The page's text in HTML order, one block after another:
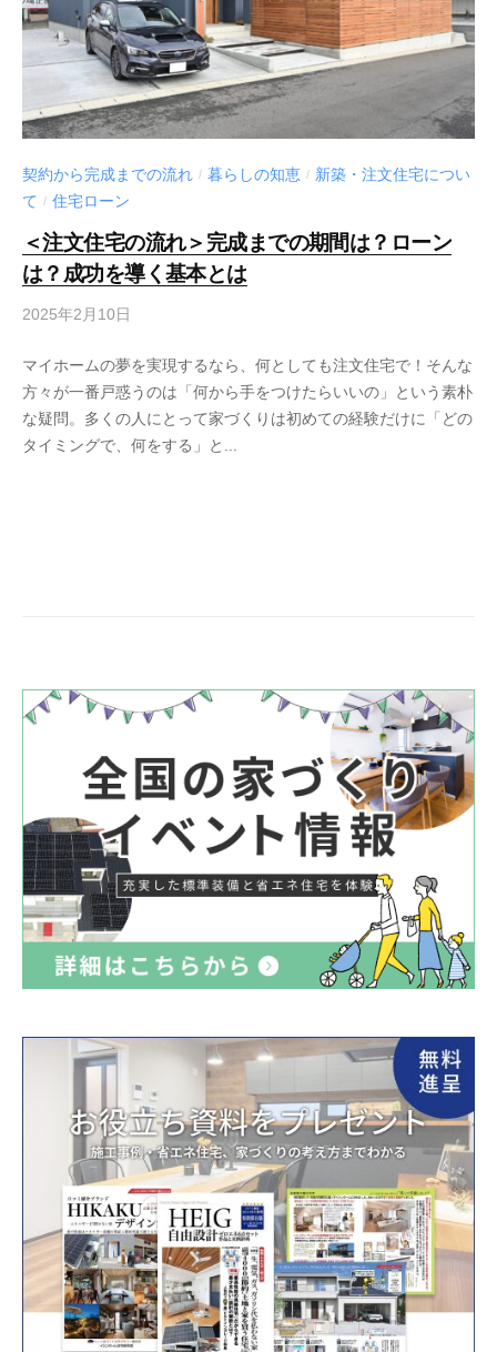
契約から完成までの流れ / 暮らしの知恵 / 新築・注文住宅につい
て / 住宅ローン
＜注文住宅の流れ＞完成までの期間は？ローン
は？成功を導く基本とは
2025年2月10日
マイホームの夢を実現するなら、何としても注文住宅で！そんな
方々が一番戸惑うのは「何から手をつけたらいいの」という素朴
な疑問。多くの人にとって家づくりは初めての経験だけに「どの
タイミングで、何をする」と...